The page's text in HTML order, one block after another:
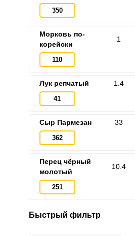
350
Морковь по-
корейски
110
1
Лук репчатый
41
1.4
Сыр Пармезан
362
33
Перец чёрный
молотый
251
10.4
Быстрый фильтр